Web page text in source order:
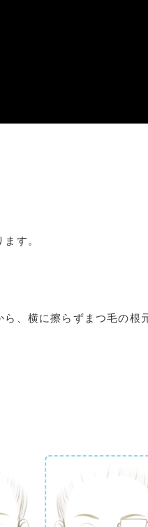
す。
、横に擦らずまつ毛の根